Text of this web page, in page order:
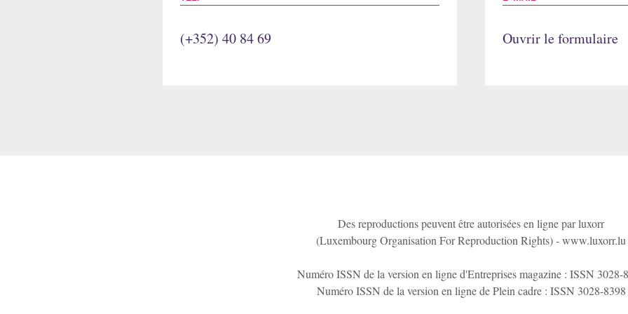
(+352) 40 84 69 Ouvrir le formulaire
Des reproductions peuvent être autorisées en ligne par luxorr
(Luxembourg Organisation For Reproduction Rights) -www.luxorr.lu
Numéro ISSN de la version en ligne d'Entreprises magazine : ISSN 3028-
Numéro ISSN de la version en ligne de Plein cadre : ISSN 3028-8398